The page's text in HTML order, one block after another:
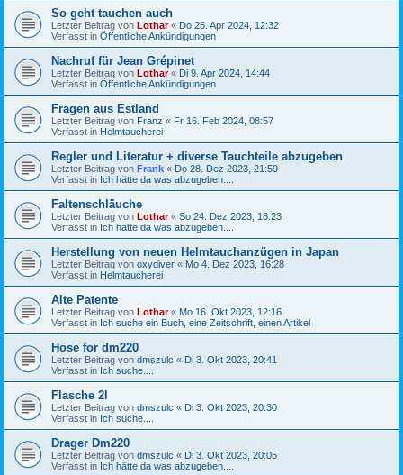
So geht tauchen auch
Letzter Beitrag von Lothar« Do 25. Apr 2024, 12:32
Verfasst in Öffentliche Ankündigungen
Nachruf für Jean Grépinet
Letzter Beitrag von Lothar« Di 9. Apr 2024, 14:44
Verfasst in Öffentliche Ankündigungen
Fragen aus Estland
Letzter Beitrag von Franz « Fr 16. Feb 2024, 08:57
Verfasst in Helmtaucherei
Regler und Literatur + diverse Tauchteile abzugeben
Letzter Beitrag von Frank « Do 28. Dez 2023, 21:59
Verfasst in Ich hätte da was abzugeben....
Faltenschläuche
Letzter Beitrag von Lothar« So 24. Dez 2023, 18:23
Verfasst in Ich hätte da was abzugeben....
Herstellung von neuen Helmtauchanzügen in Japan
Letzter Beitrag von oxydiver « Mo 4. Dez 2023, 16:28
Verfasst in Helmtaucherei
Alte Patente
Letzter Beitrag von Lothar« Mo 16. Okt 2023, 12:16
Verfasst in Ich suche ein Buch, eine Zeitschrift, einen Artikel
Hose for dm220
Letzter Beitrag von dmszulc « Di 3. Okt 2023, 20:41
Verfasst in Ich suche....
Flasche 2l
Letzter Beitrag von dmszulc « Di 3. Okt 2023, 20:30
Verfasst in Ich suche....
Drager Dm220
Letzter Beitrag von dmszulc « Di 3. Okt 2023, 20:05
Verfasst in Ich hätte da was abzugeben....